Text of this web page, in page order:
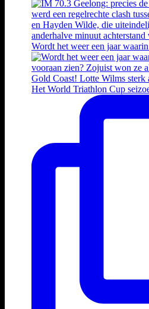
Wordt het weer een jaar
Het World Triathlon Cup